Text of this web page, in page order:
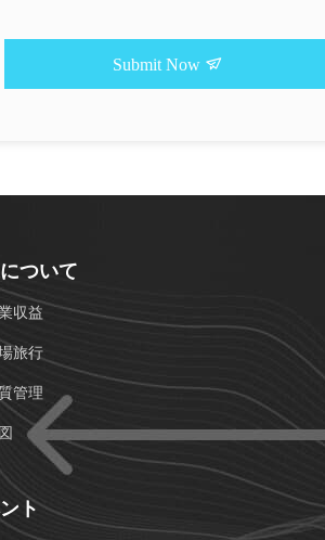
Submit Now
ついて
収益
旅行
管理
ト